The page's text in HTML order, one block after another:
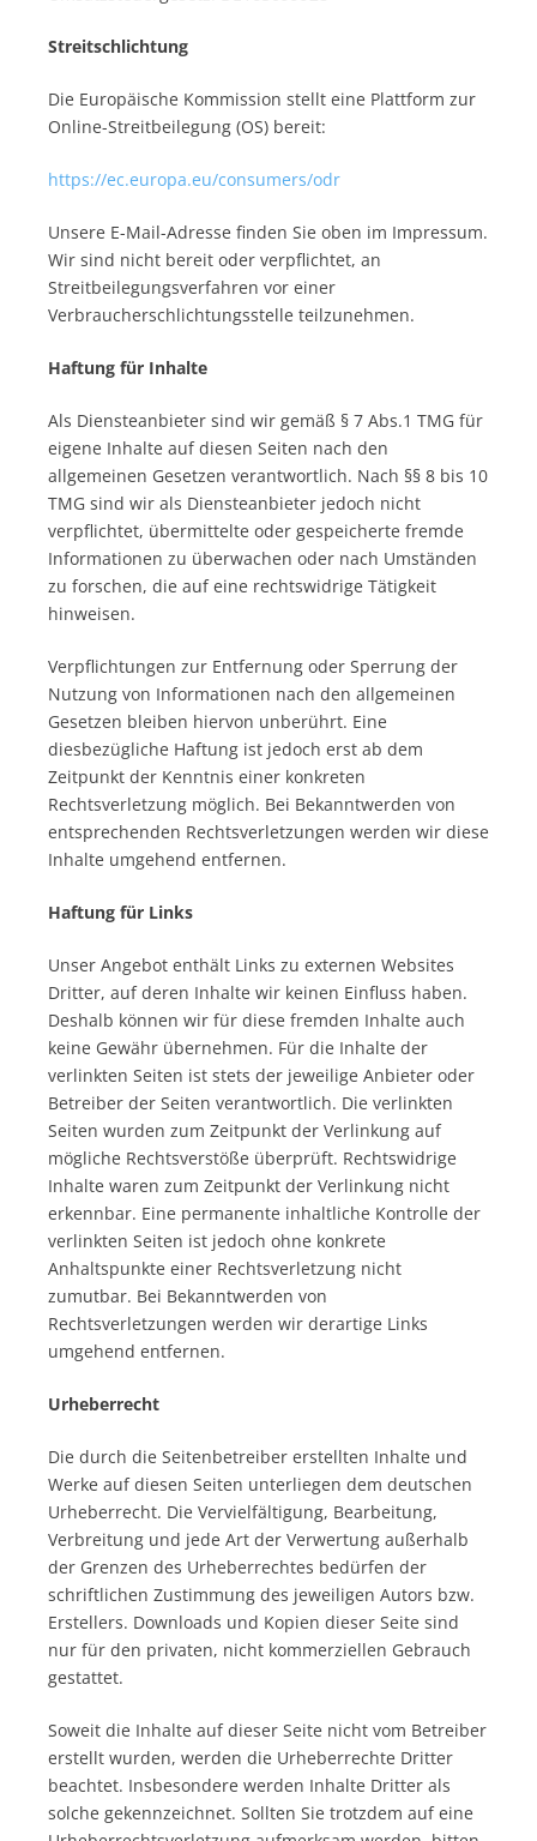
Streitschlichtung
Die Europäische Kommission stellt eine Plattform zur
Online-Streitbeilegung (OS) bereit:
https://ec.europa.eu/consumers/odr
Unsere E-Mail-Adresse finden Sie oben im Impressum.
Wir sind nicht bereit oder verpflichtet, an
Streitbeilegungsverfahren vor einer
Verbraucherschlichtungsstelle teilzunehmen.
Haftung für Inhalte
Als Diensteanbieter sind wir gemäß § 7 Abs.1 TMG für
eigene Inhalte auf diesen Seiten nach den
allgemeinen Gesetzen verantwortlich. Nach §§ 8 bis 10
TMG sind wir als Diensteanbieter jedoch nicht
verpflichtet, übermittelte oder gespeicherte fremde
Informationen zu überwachen oder nach Umständen
zu forschen, die auf eine rechtswidrige Tätigkeit
hinweisen.
Verpflichtungen zur Entfernung oder Sperrung der
Nutzung von Informationen nach den allgemeinen
Gesetzen bleiben hiervon unberührt. Eine
diesbezügliche Haftung ist jedoch erst ab dem
Zeitpunkt der Kenntnis einer konkreten
Rechtsverletzung möglich. Bei Bekanntwerden von
entsprechenden Rechtsverletzungen werden wir diese
Inhalte umgehend entfernen.
Haftung für Links
Unser Angebot enthält Links zu externen Websites
Dritter, auf deren Inhalte wir keinen Einfluss haben.
Deshalb können wir für diese fremden Inhalte auch
keine Gewähr übernehmen. Für die Inhalte der
verlinkten Seiten ist stets der jeweilige Anbieter oder
Betreiber der Seiten verantwortlich. Die verlinkten
Seiten wurden zum Zeitpunkt der Verlinkung auf
mögliche Rechtsverstöße überprüft. Rechtswidrige
Inhalte waren zum Zeitpunkt der Verlinkung nicht
erkennbar. Eine permanente inhaltliche Kontrolle der
verlinkten Seiten ist jedoch ohne konkrete
Anhaltspunkte einer Rechtsverletzung nicht
zumutbar. Bei Bekanntwerden von
Rechtsverletzungen werden wir derartige Links
umgehend entfernen.
Urheberrecht
Die durch die Seitenbetreiber erstellten Inhalte und
Werke auf diesen Seiten unterliegen dem deutschen
Urheberrecht. Die Vervielfältigung, Bearbeitung,
Verbreitung und jede Art der Verwertung außerhalb
der Grenzen des Urheberrechtes bedürfen der
schriftlichen Zustimmung des jeweiligen Autors bzw.
Erstellers. Downloads und Kopien dieser Seite sind
nur für den privaten, nicht kommerziellen Gebrauch
gestattet.
Soweit die Inhalte auf dieser Seite nicht vom Betreiber
erstellt wurden, werden die Urheberrechte Dritter
beachtet. Insbesondere werden Inhalte Dritter als
solche gekennzeichnet. Sollten Sie trotzdem auf eine